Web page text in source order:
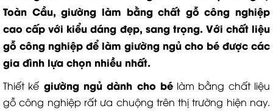
Toàn Cầu, giường làm bằng chất gỗ công nghiệp
cao cấp với kiểu dáng đẹp, sang trọng. Với chất liệu
gỗ công nghiệp để làm giường ngủ cho bé được các
gia đình lựa chọn nhiều nhất.
Thiết kếgiường ngủ dành cho bélàm bằng chất liệu
gỗ công nghiệp rất ưa chuộng trên thị trường hiện nay.